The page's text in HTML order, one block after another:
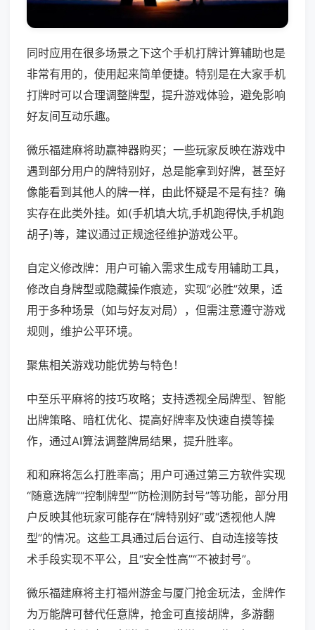
同时应用在很多场景之下这个手机打牌计算辅助也是
非常有用的，使用起来简单便捷。特别是在大家手机
打牌时可以合理调整牌型，提升游戏体验，避免影响
好友间互动乐趣。
微乐福建麻将助赢神器购买；一些玩家反映在游戏中
遇到部分用户的牌特别好，总是能拿到好牌，甚至好
像能看到其他人的牌一样，由此怀疑是不是有挂？确
实存在此类外挂。如(手机填大坑,手机跑得快,手机跑
胡子)等，建议通过正规途径维护游戏公平。
自定义修改牌：用户可输入需求生成专用辅助工具，
修改自身牌型或隐藏操作痕迹，实现“必胜”效果，适
用于多种场景（如与好友对局），但需注意遵守游戏
规则，维护公平环境。
聚焦相关游戏功能优势与特色！
中至乐平麻将的技巧攻略；支持透视全局牌型、智能
出牌策略、暗杠优化、提高好牌率及快速自摸等操
作，通过AI算法调整牌局结果，提升胜率。
和和麻将怎么打胜率高；用户可通过第三方软件实现
“随意选牌”“控制牌型”“防检测防封号”等功能，部分用
户反映其他玩家可能存在“牌特别好”或“透视他人牌
型”的情况。这些工具通过后台运行、自动连接等技
术手段实现不平公，且“安全性高”“不被封号”。
微乐福建麻将主打福州游金与厦门抢金玩法，金牌作
为万能牌可替代任意牌，抢金可直接胡牌，多游翻